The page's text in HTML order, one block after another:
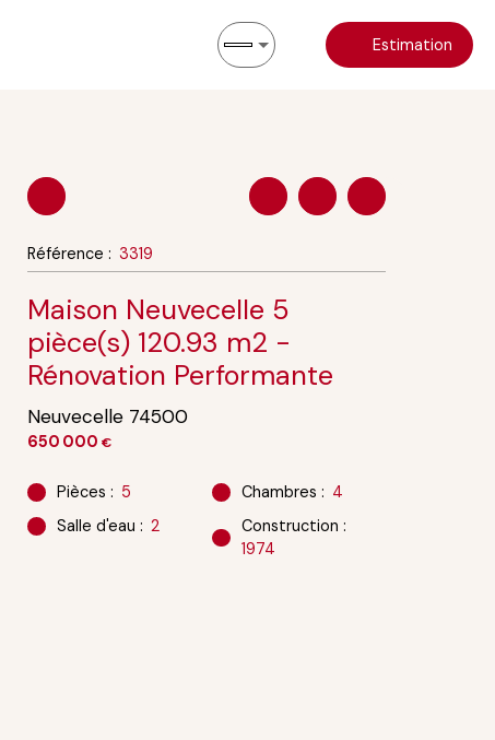
Estimation
Référence : 3319
Maison Neuvecelle 5
pièce(s) 120.93 m2 -
Rénovation Performante
Neuvecelle 74500
650 000 €
Pièces : 5 Chambres : 4
Salle d'eau : 2 Construction :
1974